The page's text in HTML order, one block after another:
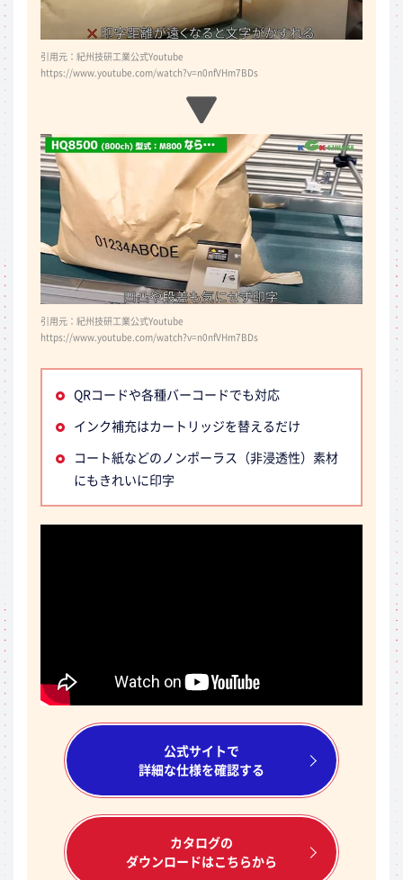
引用元：紀州技研工業公式Youtube
https://www.youtube.com/watch?v=n0nfVHm7BDs
引用元：紀州技研工業公式Youtube
https://www.youtube.com/watch?v=n0nfVHm7BDs
QRコードや各種バーコードでも対応
インク補充はカートリッジを替えるだけ
コート紙などのノンポーラス（非浸透性）素材
にもきれいに印字
公式サイトで
詳細な仕様を確認する
カタログの
ダウンロードはこちらから